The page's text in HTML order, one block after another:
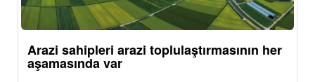
Arazi sahipleri arazi toplulaştırmasının her
aşamasında var